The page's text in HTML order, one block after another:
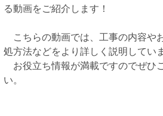
る動画をご紹介します！
こちらの動画では、工事の内容や
処方法などをより詳しく説明してい
お役立ち情報が満載ですのでぜひ
い。